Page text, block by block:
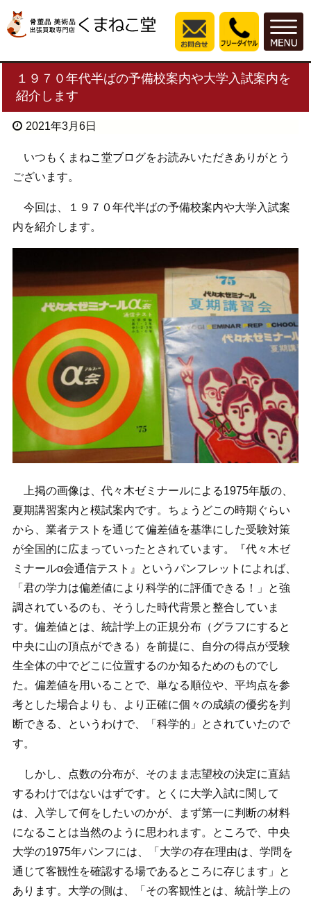
１９７０年代半ばの予備校案内や大学入試案内を
紹介します
2021年3月6日
いつもくまねこ堂ブログをお読みいただきありがとう
ございます。
今回は、１９７０年代半ばの予備校案内や大学入試案
内を紹介します。
上掲の画像は、代々木ゼミナールによる1975年版の、
夏期講習案内と模試案内です。ちょうどこの時期ぐらい
から、業者テストを通じて偏差値を基準にした受験対策
が全国的に広まっていったとされています。『代々木ゼ
ミナールα会通信テスト』というパンフレットによれば、
「君の学力は偏差値により科学的に評価できる！」と強
調されているのも、そうした時代背景と整合していま
す。偏差値とは、統計学上の正規分布（グラフにすると
中央に山の頂点ができる）を前提に、自分の得点が受験
生全体の中でどこに位置するのか知るためのものでし
た。偏差値を用いることで、単なる順位や、平均点を参
考とした場合よりも、より正確に個々の成績の優劣を判
断できる、というわけで、「科学的」とされていたので
す。
しかし、点数の分布が、そのまま志望校の決定に直結
するわけではないはずです。とくに大学入試に関して
は、入学して何をしたいのかが、まず第一に判断の材料
になることは当然のように思われます。ところで、中央
大学の1975年パンフには、「大学の存在理由は、学問を
通じて客観性を確認する場であるところに存じます」と
あります。大学の側は、「その客観性とは、統計学上の